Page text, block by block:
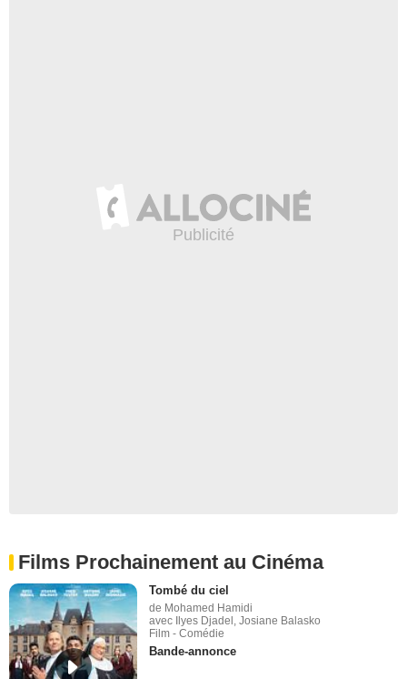
Films Prochainement au Cinéma
Tombé du ciel
de Mohamed Hamidi
avec Ilyes Djadel, Josiane Balasko
Film - Comédie
Bande-annonce